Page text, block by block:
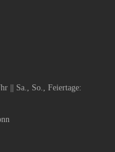
|| Sa., So., Feiertage: